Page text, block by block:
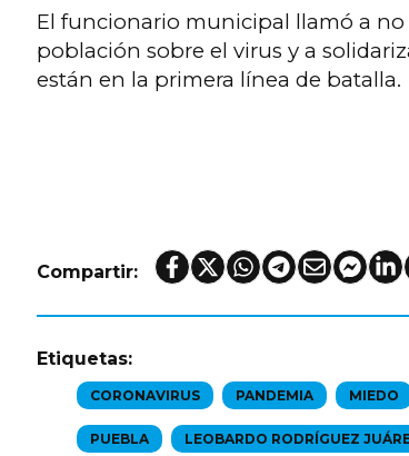
El funcionario municipal llamó a
población sobre el virus y a
están en la primera línea de batalla.
Compartir:
Etiquetas:
CORONAVIRUS PANDEMIA MIEDO
PUEBLA LEOBARDO RODRÍGUEZ